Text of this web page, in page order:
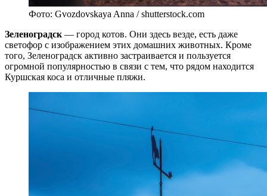
Фото: Gvozdovskaya Anna / shutterstock.com
Зеленоградск — город котов. Они здесь везде, есть даже
светофор с изображением этих домашних животных. Кроме
того, Зеленоградск активно застраивается и пользуется
огромной популярностью в связи с тем, что рядом находится
Куршская коса и отличные пляжи.